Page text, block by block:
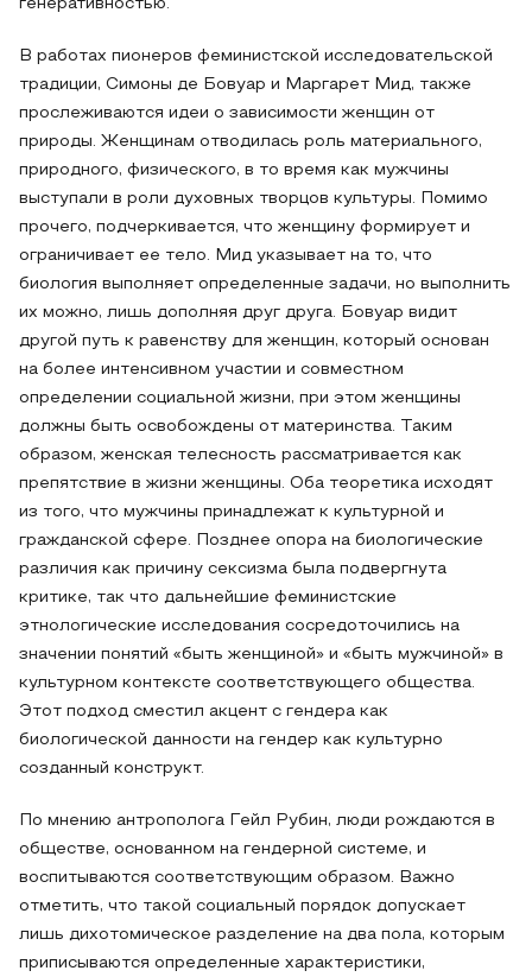
генеративностью.
В работах пионеров феминистской исследовательской
традиции, Симоны де Бовуар и Маргарет Мид, также
прослеживаются идеи о зависимости женщин от
природы. Женщинам отводилась роль материального,
природного, физического, в то время как мужчины
выступали в роли духовных творцов культуры. Помимо
прочего, подчеркивается, что женщину формирует и
ограничивает ее тело. Мид указывает на то, что
биология выполняет определенные задачи, но выполнить
их можно, лишь дополняя друг друга. Бовуар видит
другой путь к равенству для женщин, который основан
на более интенсивном участии и совместном
определении социальной жизни, при этом женщины
должны быть освобождены от материнства. Таким
образом, женская телесность рассматривается как
препятствие в жизни женщины. Оба теоретика исходят
из того, что мужчины принадлежат к культурной и
гражданской сфере. Позднее опора на биологические
различия как причину сексизма была подвергнута
критике, так что дальнейшие феминистские
этнологические исследования сосредоточились на
значении понятий «быть женщиной» и «быть мужчиной» в
культурном контексте соответствующего общества.
Этот подход сместил акцент с гендера как
биологической данности на гендер как культурно
созданный конструкт.
По мнению антрополога Гейл Рубин, люди рождаются в
обществе, основанном на гендерной системе, и
воспитываются соответствующим образом. Важно
отметить, что такой социальный порядок допускает
лишь дихотомическое разделение на два пола, которым
приписываются определенные характеристики,